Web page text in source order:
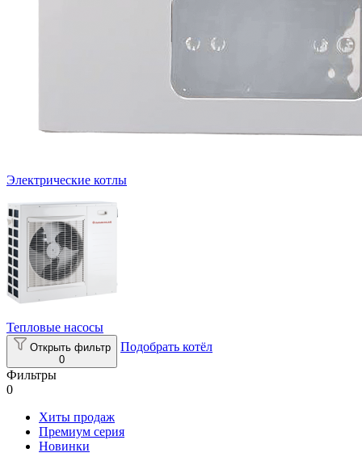
Электрические котлы
Тепловые насосы
Открыть фильтр
0
Подобрать котёл
Фильтры
0
Хиты продаж
Премиум серия
Новинки